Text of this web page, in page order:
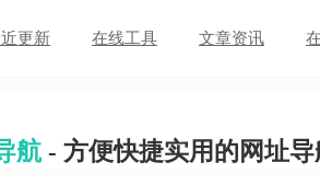
更新 在线工具 文章资讯
航- 方便快捷实用的网址导